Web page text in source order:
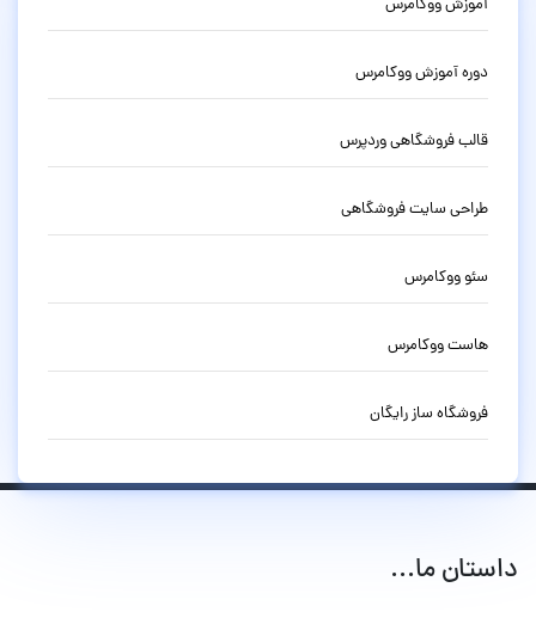
آموزش ووکامرس
دوره آموزش ووکامرس
قالب فروشگاهی وردپرس
طراحی سایت فروشگاهی
سئو ووکامرس
هاست ووکامرس
فروشگاه ساز رایگان
داستان ما...